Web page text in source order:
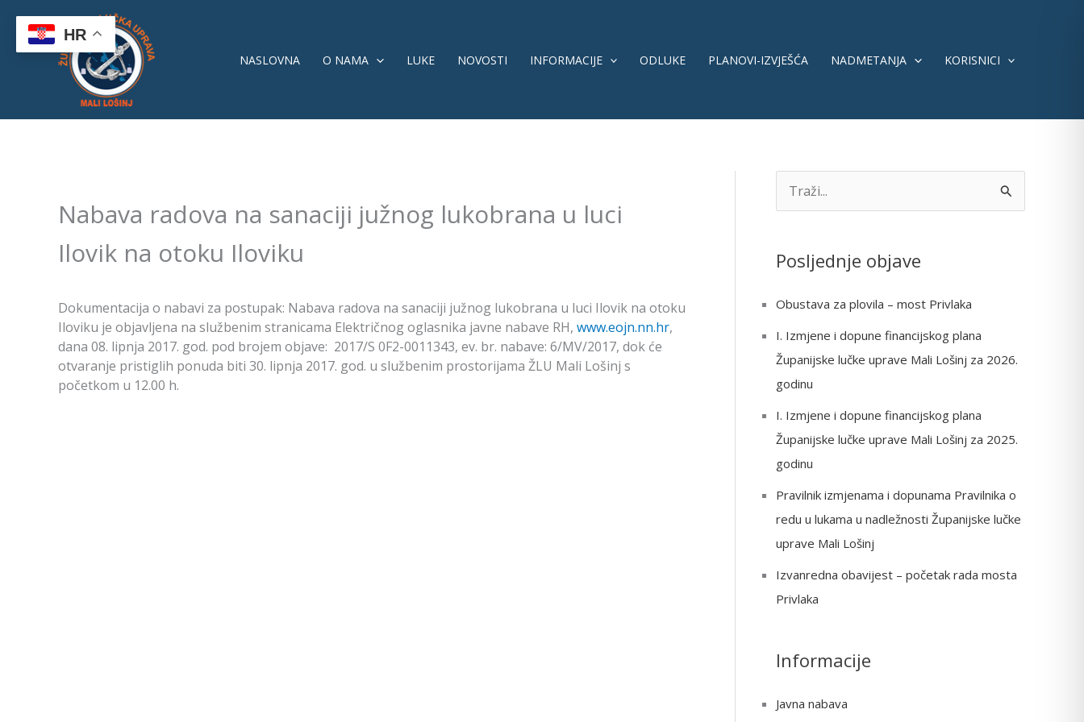
content
NASLOVNA O NAMA LUKE NOVOSTI INFORMACIJE ODLUKE PLANOVI-IZVJEŠĆA NADMETANJA KORISNICI
Nabava radova na sanaciji južnog lukobrana u luci
Ilovik na otoku Iloviku
Dokumentacija o nabavi za postupak: Nabava radova na sanaciji južnog lukobrana u luci Ilovik na otoku
Iloviku je objavljena na službenim stranicama Električnog oglasnika javne nabave RH, www.eojn.nn.hr,
dana 08. lipnja 2017. god. pod brojem objave: 2017/S 0F2-0011343, ev. br. nabave: 6/MV/2017, dok će
otvaranje pristiglih ponuda biti 30. lipnja 2017. god. u službenim prostorijama ŽLU Mali Lošinj s
početkom u 12.00 h.
r
c
f
Posljednje objave
Obustava za plovila – most Privlaka
I. Izmjene i dopune financijskog plana
Županijske lučke uprave Mali Lošinj za 2026.
godinu
I. Izmjene i dopune financijskog plana
Županijske lučke uprave Mali Lošinj za 2025.
godinu
Pravilnik izmjenama i dopunama Pravilnika o
redu u lukama u nadležnosti Županijske lučke
uprave Mali Lošinj
Izvanredna obavijest – početak rada mosta
Privlaka
Informacije
Javna nabava
HR